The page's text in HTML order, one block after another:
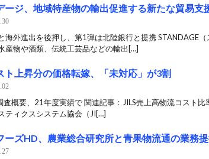
ージ、地域特産物の輸出促進する新たな貿易支
海外進出を後押し、第1弾は北陸銀行と提携 STANDAGE
産物や酒類、伝統工芸品などの輸出[…]
ト上昇分の価格転嫁、「未対応」が3割
査概要、21年度実績で 関連記事：JILS売上高物流コスト
ティクスシステム協会（JI[…]
ーズHD、農業総合研究所と青果物流通の業務